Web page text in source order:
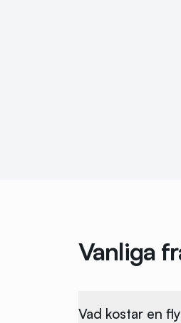
Vanliga
Vad kostar en